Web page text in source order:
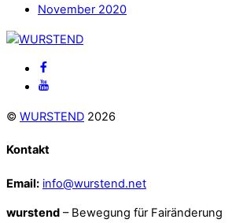
November 2020
Back
Top
© WURSTEND 2026
Kontakt
Email: info@wurstend.net
wurstend – Bewegung für Fairänderung